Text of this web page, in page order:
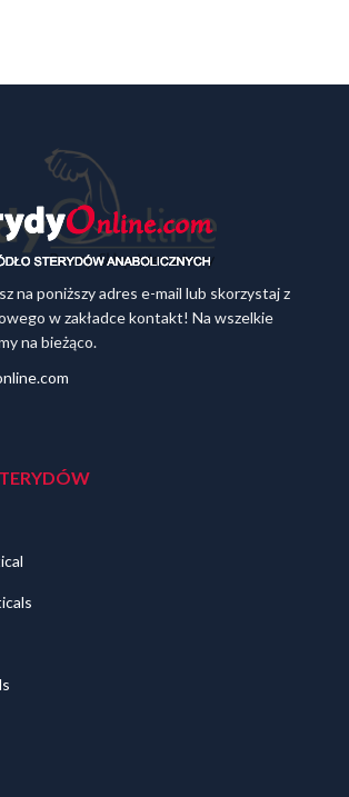
na poniższy adres e-mail lub skorzystaj z
w zakładce kontakt! Na wszelkie
na bieżąco.